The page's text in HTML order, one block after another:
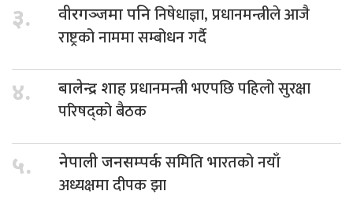
३. वीरगञ्जमा पनिनिषेधाज्ञा, प्रधानमन्त्रीले आजै
राष्ट्रको नाममा सम्बोधन गर्दै
४. बालेन्द्र शाहप्रधानमन्त्री भएपछि पहिलो सुरक्षा
परिषद्को बैठक
५. नेपाली जनसम्पर्कसमिति भारतको नयाँ
अध्यक्षमा दीपक झा